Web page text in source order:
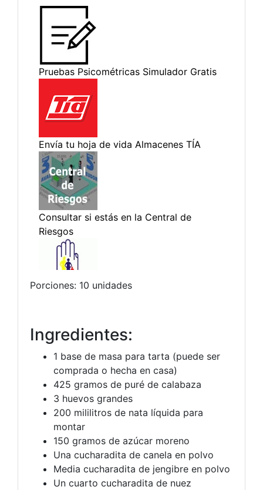
Porciones: 10 unidades
Ingredientes:
1 base de masa para tarta (puede ser
comprada o hecha en casa)
425 gramos de puré de calabaza
3 huevos grandes
200 mililitros de nata líquida para
montar
150 gramos de azúcar moreno
Una cucharadita de canela en polvo
Media cucharadita de jengibre en polvo
Un cuarto cucharadita de nuez